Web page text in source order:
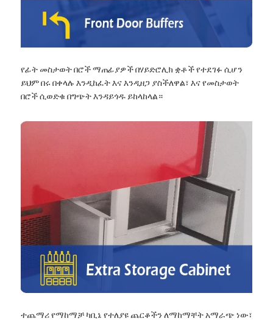
የፊት መስታወት በሮች ማጠፊያዎች በሃይድሮሊክ ቋቶች የተደገፉ ሲሆን
ይህም በሩ በቀላሉ እንዲከፈት እና እንዲዘጋ ያስችለዋል፣ እና የመስታወት
በሮች ሲወድቁ በግጭት እንዳይጎዱ ይከላከላል።
ተጨማሪ የማከማቻ ካቢኔ የተለያዩ ጨርቆችን ለማከማቸት አማራጭ ነው፣